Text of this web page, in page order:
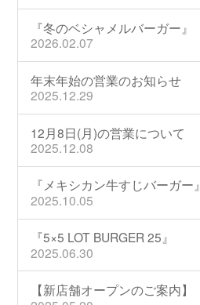
『冬のベシャメルバーガー』
2026.02.07
年末年始の営業のお知らせ
2025.12.29
12月8日(月)の営業について
2025.12.08
『メキシカン牛すじバーガー』
2025.10.05
『5×5 LOT BURGER 25』
2025.06.30
【新店舗オープンのご案内】